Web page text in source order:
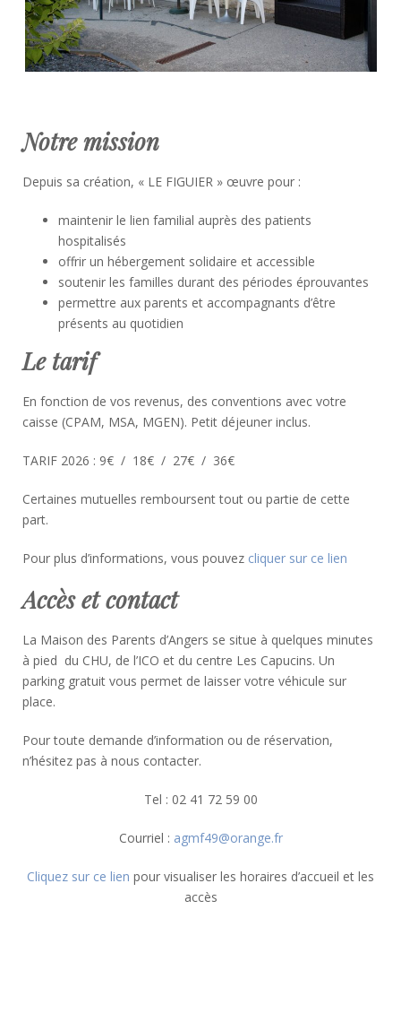
Notre mission
Depuis sa création, « LE FIGUIER » œuvre pour :
maintenir le lien familial auprès des patients
hospitalisés
offrir un hébergement solidaire et accessible
soutenir les familles durant des périodes éprouvantes
permettre aux parents et accompagnants d’être
présents au quotidien
Le tarif
En fonction de vos revenus, des conventions avec votre
caisse (CPAM, MSA, MGEN). Petit déjeuner inclus.
TARIF 2026 : 9€ / 18€ / 27€ / 36€
Certaines mutuelles remboursent tout ou partie de cette
part.
Pour plus d’informations, vous pouvez cliquer sur ce lien
Accès et contact
La Maison des Parents d’Angers se situe à quelques minutes
à pied du CHU, de l’ICO et du centre Les Capucins. Un
parking gratuit vous permet de laisser votre véhicule sur
place.
Pour toute demande d’information ou de réservation,
n’hésitez pas à nous contacter.
Tel : 02 41 72 59 00
Courriel : agmf49@orange.fr
Cliquez sur ce lien pour visualiser les horaires d’accueil et les
accès